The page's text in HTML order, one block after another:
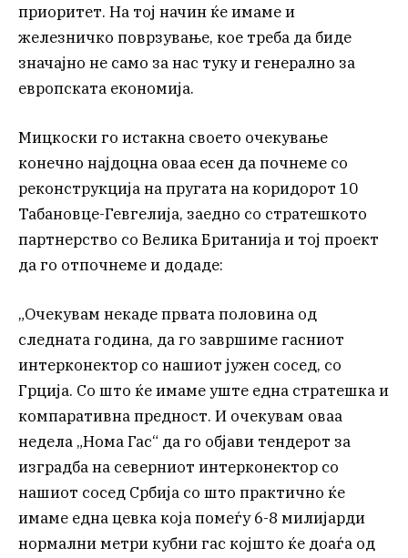
приоритет. На тој начин ќе имаме и
железничко поврзување, кое треба да биде
значајно не само за нас туку и генерално за
европската економија.
Мицкоски го истакна своето очекување
конечно најдоцна оваа есен да почнеме со
реконструкција на пругата на коридорот 10
Табановце-Гевгелија, заедно со стратешкото
партнерство со Велика Британија и тој проект
да го отпочнеме и додаде:
„Очекувам некаде првата половина од
следната година, да го завршиме гасниот
интерконектор со нашиот јужен сосед, со
Грција. Со што ќе имаме уште една стратешка и
компаративна предност. И очекувам оваа
недела „Нома Гас“ да го објави тендерот за
изградба на северниот интерконектор со
нашиот сосед Србија со што практично ќе
имаме една цевка која помеѓу 6-8 милијарди
нормални метри кубни гас којшто ќе доаѓа од